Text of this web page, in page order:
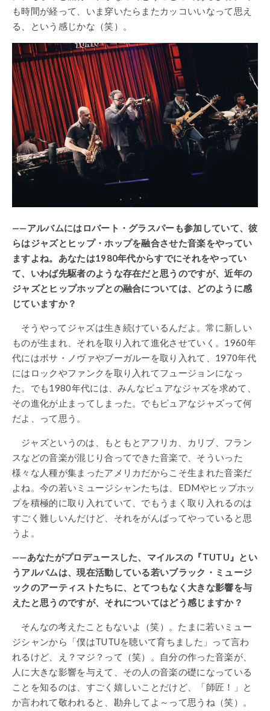
も時間が経って、いま穿いたらまたカッコいいなって思え
る、という感じかな（笑）。
——アルバムにはロバート・グラスパーも参加していて、彼
らはジャズとヒップ・ホップを融合させた音楽をやってい
ますよね。あなたは1980年代からすでにそれをやってい
て、いわば先駆者のような存在だと思うのですが、近年の
ジャズとヒップホップとの融合については、どのように感
じていますか？
そうやってジャズは生き続けているんだよ。常に新しい
ものが生まれ、それを取り入れて進化させていく。1960年
代にはボサ・ノヴァやブーガルーを取り入れて、1970年代
にはロックやファンクを取り入れてフュージョンになっ
た。でも1980年代には、みんなピュアなジャズを求めて、
その進化が止まってしまった。でもピュアなジャズって何
だよ、って思う。
ジャズというのは、もともとアフリカ、カリブ、フラン
スなどの音楽が混じり合ってできた音楽で、そういった
様々な人種が集まったアメリカだからこそ生まれた音楽だ
よね。今の若いミュージシャンたちは、EDMやヒップホッ
プを積極的に取り入れていて、でもうまく取り入れるのは
すごく難しいんだけど、それをがんばってやっていると思
うよ。
——あなたがプロデュースした、マイルスの『TUTU』とい
うアルバムは、現在活動している若いブラック・ミュージ
ックのアーティストたちに、とてつもなく大きな影響を与
えたと思うのですが、それについてはどう感じますか？
そんなの考えたこともないよ（笑）。たまに若いミュー
ジシャンから「僕はTUTUを聴いて育ちました」って言わ
れるけど、え？マジ？って（笑）。自分の作った音楽が、
人に大きな影響を与えて、その人の音楽の礎になっている
ことを知るのは、すごく嬉しいことだけど、「師匠！」と
か言われて敬われると、勘弁してよ～って思うね（笑）。